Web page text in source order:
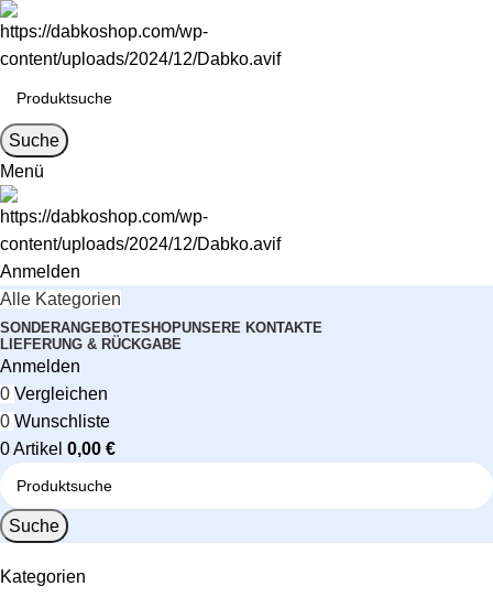
Suche
Menü
Anmelden
Alle Kategorien
SONDERANGEBOTESHOPUNSERE KONTAKTE
LIEFERUNG & RÜCKGABE
Anmelden
0 Vergleichen
0 Wunschliste
0Artikel 0,00 €
Suche
Kategorien